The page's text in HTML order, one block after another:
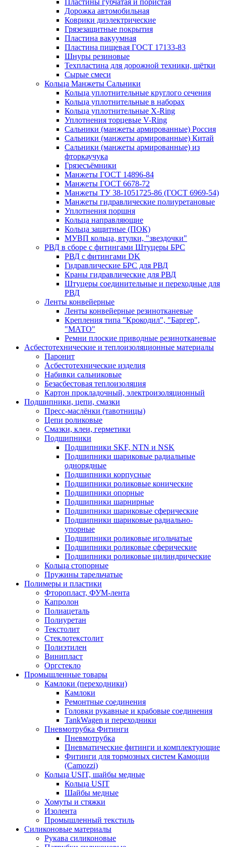
Пластины губчатая и пористая
Дорожка автомобильная
Коврики диэлектрические
Грязезащитные покрытия
Пластина вакуумная
Пластина пищевая ГОСТ 17133-83
Шнуры резиновые
Техпластина для дорожной техники, щётки
Сырые смеси
Кольца Манжеты Сальники
Кольца уплотнительные круглого сечения
Кольца уплотнительные в наборах
Кольца уплотнительные Х-Ring
Уплотнения торцевые V-Ring
Сальники (манжеты армированные) Россия
Сальники (манжеты армированные) Китай
Сальники (манжеты армированные) из
фторкаучука
Грязесъёмники
Манжеты ГОСТ 14896-84
Манжеты ГОСТ 6678-72
Манжеты ТУ 38-1051725-86 (ГОСТ 6969-54)
Манжеты гидравлические полиуретановые
Уплотнения поршня
Кольца направляющие
Кольца защитные (ПОК)
МУВП кольца, втулки, "звездочки"
РВД в сборе с фитингами Штуцеры БРС
РВД с фитингами DK
Гидравлические БРС для РВД
Краны гидравлические для РВД
Штуцеры соединительные и переходные для
РВД
Ленты конвейерные
Ленты конвейерные резинотканевые
Крепления типа "Крокодил", "Баргер",
"МАТО"
Ремни плоские приводные резинотканевые
Асбестотехнические и теплоизоляционные материалы
Паронит
Асбестотехнические изделия
Набивки сальниковые
Безасбестовая теплоизоляция
Картон прокладочный, электроизоляционный
Подшипники, цепи, смазки
Пресс-маслёнки (тавотницы)
Цепи роликовые
Смазки, клеи, герметики
Подшипники
Подшипники SKF, NTN и NSK
Подшипники шариковые радиальные
однорядные
Подшипники корпусные
Подшипники роликовые конические
Подшипники опорные
Подшипники шарнирные
Подшипники шариковые сферические
Подшипники шариковые радиально-
упорные
Подшипники роликовые игольчатые
Подшипники роликовые сферические
Подшипники роликовые цилиндрические
Кольца стопорные
Пружины тарельчатые
Полимеры и пластики
Фторопласт, ФУМ-лента
Капролон
Полиацеталь
Полиуретан
Текстолит
Стеклотекстолит
Полиэтилен
Винипласт
Оргстекло
Промышленные товары
Камлоки (переходники)
Камлоки
Ремонтные соединения
Головки рукавные и крабовые соединения
TankWagen и переходники
Пневмотрубка Фитинги
Пневмотрубка
Пневматические фитинги и комплектующие
Фитинги для тормозных систем Камоцци
(Camozzi)
Кольца USIT, шайбы медные
Кольца USIT
Шайбы медные
Хомуты и стяжки
Изолента
Промышленный текстиль
Силиконовые материалы
Рукава силиконовые